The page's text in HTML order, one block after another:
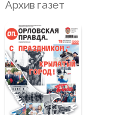
Архив газет